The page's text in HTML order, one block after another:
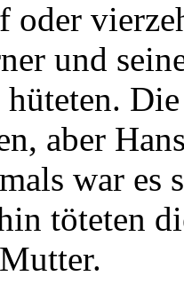
und
hüteten.
aber
war es
töteten